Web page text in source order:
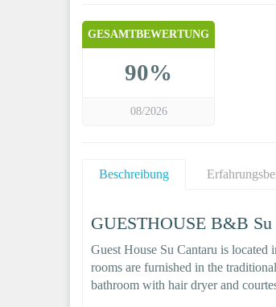
GESAMTBEWERTUNG
90%
08/2026
Beschreibung
GUESTHOUSE B&B
Guest House Su Cantaru is
rooms are furnished in the
bathroom with hair dryer and